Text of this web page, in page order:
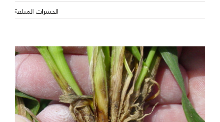
الحشرات المتلفة